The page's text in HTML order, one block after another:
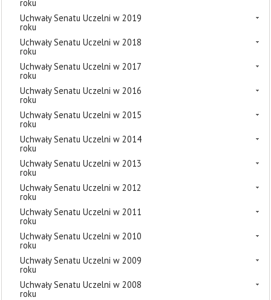
roku
Uchwały Senatu Uczelni w 2019
roku
Uchwały Senatu Uczelni w 2018
roku
Uchwały Senatu Uczelni w 2017
roku
Uchwały Senatu Uczelni w 2016
roku
Uchwały Senatu Uczelni w 2015
roku
Uchwały Senatu Uczelni w 2014
roku
Uchwały Senatu Uczelni w 2013
roku
Uchwały Senatu Uczelni w 2012
roku
Uchwały Senatu Uczelni w 2011
roku
Uchwały Senatu Uczelni w 2010
roku
Uchwały Senatu Uczelni w 2009
roku
Uchwały Senatu Uczelni w 2008
roku